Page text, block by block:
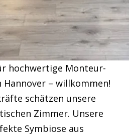
hochwertige Monteur-
– willkommen!
schätzen unsere
Zimmer. Unsere
Symbiose aus